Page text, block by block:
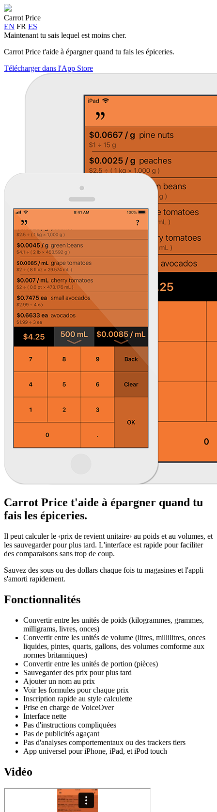
Carrot Price
EN FR ES
Maintenant tu sais lequel est moins cher.
Carrot Price t'aide à épargner quand tu fais les épiceries.
Télécharger dans l'App Store
Carrot Price t'aide à épargner quand tu
fais les épiceries.
Il peut calculer le ‹prix de revient unitaire› au poids et au volumes, et
les sauvegarder pour plus tard. L'interface est rapide pour faciliter
des comparaisons sans trop de coup.
Sauvez des sous ou des dollars chaque fois tu magasines et l'appli
s'amorti rapidement.
Fonctionnalités
Convertir entre les unités de poids (kilogrammes, grammes,
milligrams, livres, onces)
Convertir entre les unités de volume (litres, millilitres, onces
liquides, pintes, quarts, gallons, des volumes comforme aux
normes britanniques)
Convertir entre les unités de portion (pièces)
Sauvegarder des prix pour plus tard
Ajouter un nom au prix
Voir les formules pour chaque prix
Inscription rapide au style calculette
Prise en charge de VoiceOver
Interface nette
Pas d'instructions compliquées
Pas de publicités agaçant
Pas d'analyses comportementaux ou des trackers tiers
App universel pour iPhone, iPad, et iPod touch
Vidéo